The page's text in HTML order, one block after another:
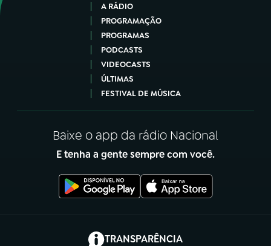
A RÁDIO
PROGRAMAÇÃO
PROGRAMAS
PODCASTS
VIDEOCASTS
ÚLTIMAS
FESTIVAL DE MÚSICA
Baixe o app da rádio Nacional
E tenha a gente sempre com você.
TRANSPARÊNCIA
(abre em nova aba)